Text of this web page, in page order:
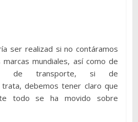
ser realizad si no contáramos
mundiales, así como de
y de transporte, si de
debemos tener claro que
todo se ha movido sobre